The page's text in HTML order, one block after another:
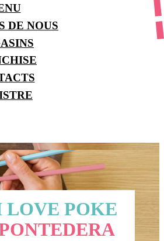
DE NOUS
LOVE POKE